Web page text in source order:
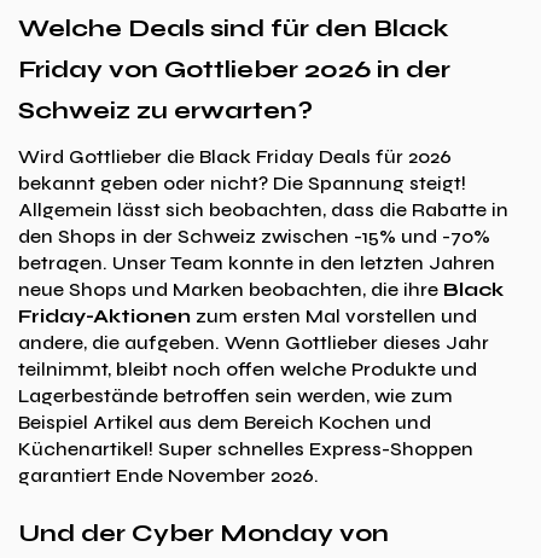
Welche Deals sind für den Black
Friday von Gottlieber 2026 in der
Schweiz zu erwarten?
Wird Gottlieber die Black Friday Deals für 2026
bekannt geben oder nicht? Die Spannung steigt!
Allgemein lässt sich beobachten, dass die Rabatte in
den Shops in der Schweiz zwischen -15% und -70%
betragen. Unser Team konnte in den letzten Jahren
neue Shops und Marken beobachten, die ihre Black
Friday-Aktionen zum ersten Mal vorstellen und
andere, die aufgeben. Wenn Gottlieber dieses Jahr
teilnimmt, bleibt noch offen welche Produkte und
Lagerbestände betroffen sein werden, wie zum
Beispiel Artikel aus dem Bereich Kochen und
Küchenartikel! Super schnelles Express-Shoppen
garantiert Ende November 2026.
Und der Cyber Monday von